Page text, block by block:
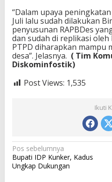
“Dalam upaya
Juli lalu sudah dilakukan
penyusunan RAPBDes
dan sudah di replikasi oleh
PTPD diharapkan mampu
desa”. Jelasnya. ( Tim
Diskominfostik)
Post Views: 1,535
Ikuti
N
a
Pos sebelumnya
Bupati IDP Kunker, Kadus
Ungkap Dukungan